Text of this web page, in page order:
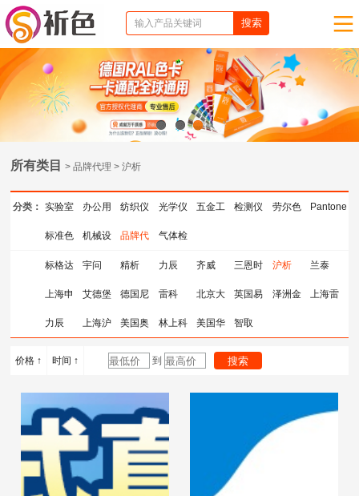
1 3
所有类目> 品牌代理 > 沪析
分类： 实验室
仪器
办公用
品
纺织仪
器
光学仪
器
五金工 检测仪 劳尔色 Pantone
标准色
卡
机械设
备
品牌代
理
气体检
测仪器
标格达 宇问 精析 力辰 齐威 三恩时 沪析 兰泰
上海申
光
艾德堡 德国尼
克斯
雷科
BGA返
修台
北京大
龙
英国易
高
泽洲金 上海雷
力辰 上海沪 美国奥
豪斯天
林上科
技
美国华
瑞
智取
价格 ↑ 时间 ↑ 到